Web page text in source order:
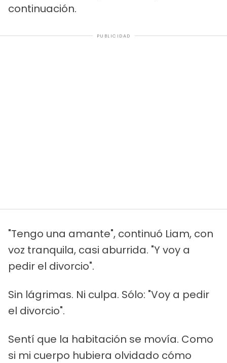
continuación.
PUBLICIDAD
"Tengo una amante", continuó Liam, con
voz tranquila, casi aburrida. "Y voy a
pedir el divorcio".
Sin lágrimas. Ni culpa. Sólo: "Voy a pedir
el divorcio".
Sentí que la habitación se movía. Como
si mi cuerpo hubiera olvidado cómo